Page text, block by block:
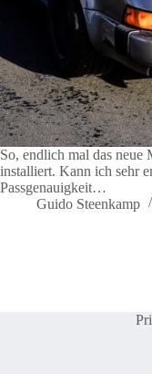
So, endlich mal das neue
installiert. Kann ich sehr
Passgenauigkeit…
Guido Steenkamp